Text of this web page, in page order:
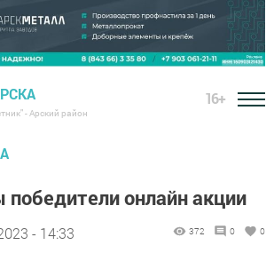
- Арский район
16+
онлайн акции
- 14:33 372 0 0